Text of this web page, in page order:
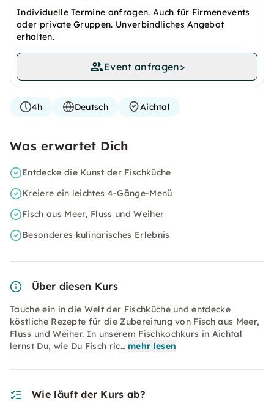
Individuelle Termine anfragen. Auch für Firmenevents
oder private Gruppen. Unverbindliches Angebot
erhalten.
Event anfragen>
4h Deutsch Aichtal
Was erwartet Dich
Entdecke die Kunst der Fischküche
Kreiere ein leichtes 4-Gänge-Menü
Fisch aus Meer, Fluss und Weiher
Besonderes kulinarisches Erlebnis
Über diesen Kurs
Tauche ein in die Welt der Fischküche und entdecke
köstliche Rezepte für die Zubereitung von Fisch aus Meer,
Fluss und Weiher. In unserem Fischkochkurs in Aichtal
lernst Du, wie Du Fisch ric… mehr lesen
Wie läuft der Kurs ab?